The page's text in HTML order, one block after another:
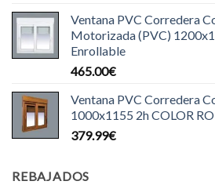
Ventana PVC Corredera
Motorizada (PVC)
Enrollable
465.00€
Ventana PVC Corredera
1000x1155 2h COLOR
379.99€
REBAJADOS